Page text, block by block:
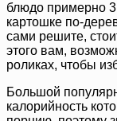
блюдо примерно
картошке по-
сами решите,
этого вам,
роликах, чтобы
Большой
калорийность